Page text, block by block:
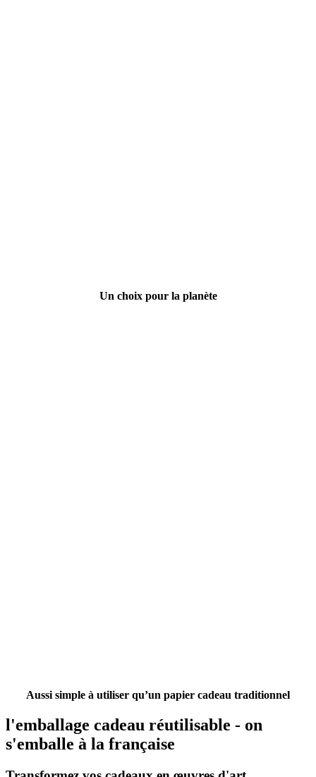
Un choix pour la planète
Aussi simple à utiliser qu’un papier cadeau traditionnel
l'emballage cadeau réutilisable - on
s'emballe à la française